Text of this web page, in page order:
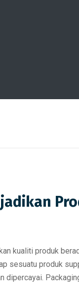
kualiti produk
sesuatu produk
dipercayai.